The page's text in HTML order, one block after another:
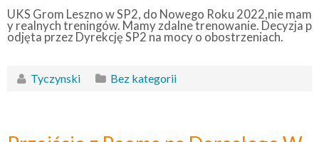
UKS Grom Leszno w SP2, do Nowego Roku 2022,nie mam
y realnych treningów. Mamy zdalne trenowanie. Decyzja p
odjęta przez Dyrekcję SP2 na mocy o obostrzeniach.
Tyczynski Bez kategorii